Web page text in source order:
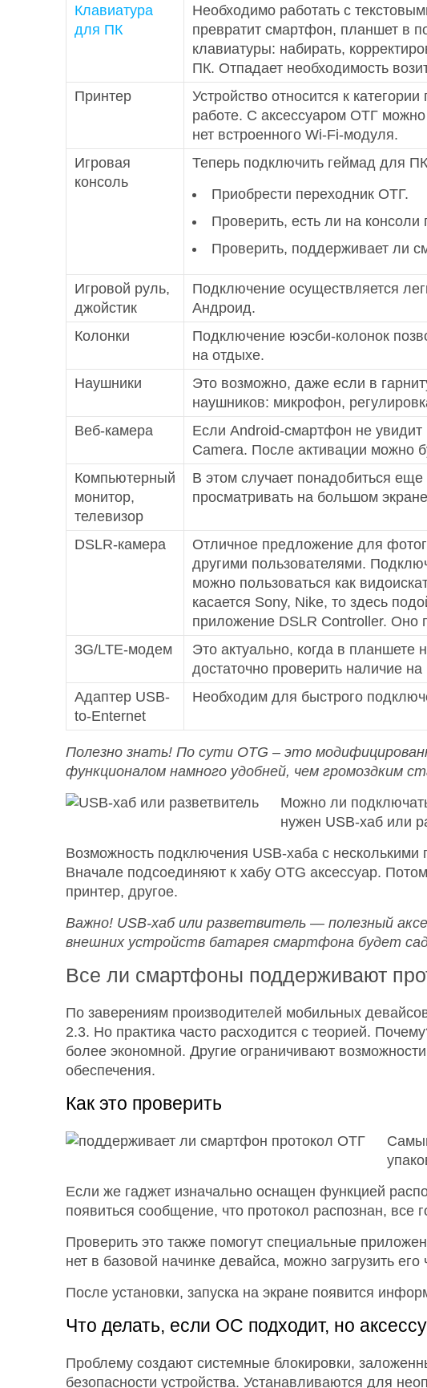
Клавиатура
для ПК
Необходимо работать с
превратит смартфон, планшет в
клавиатуры: набирать,
ПК. Отпадает необходимость
Принтер
Устройство относится к
работе. С аксессуаром ОТГ
нет встроенного Wi-Fi-модуля.
Игровая
консоль
Теперь подключить геймад для
Приобрести переходник ОТГ.
Проверить, есть ли на консоли
Проверить, поддерживает ли
Игровой руль,
джойстик
Подключение осуществляется
Андроид.
Колонки
Подключение юэсби-колонок
на отдыхе.
Наушники
Это возможно, даже если в
наушников: микрофон,
Веб-камера
Если Android-смартфон не
Camera. После активации можно
Компьютерный
монитор,
телевизор
В этом случает понадобиться
просматривать на большом
DSLR-камера
Отличное предложение для
другими пользователями.
можно пользоваться как
касается Sony, Nike, то здесь
приложение DSLR Controller. Оно
3G/LTE-модем
Это актуально, когда в планшете
достаточно проверить наличие
Адаптер USB-
to-Enternet
Необходим для быстрого
Полезно знать! По сути OTG – это
функционалом намного удобней, чем громоздким
Можно ли
нужен USB-хаб или
Возможность подключения USB-хаба с
Вначале подсоединяют к хабу OTG аксессуар.
принтер, другое.
Важно! USB-хаб или разветвитель — полезный
внешних устройств батарея смартфона будет
Все ли смартфоны поддерживают
По заверениям производителей мобильных
2.3. Но практика часто расходится с теорией.
более экономной. Другие ограничивают
обеспечения.
Как это проверить
Если же гаджет изначально оснащен функцией
появиться сообщение, что протокол распознан, все
Проверить это также помогут специальные
нет в базовой начинке девайса, можно загрузить
После установки, запуска на экране появится
Что делать, если ОС подходит, но
Проблему создают системные блокировки,
безопасности устройства. Устанавливаются для